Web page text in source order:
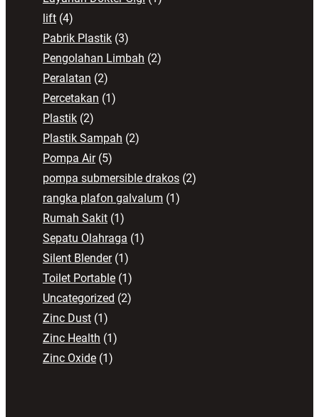
lift (4)
Pabrik Plastik (3)
Pengolahan Limbah (2)
Peralatan (2)
Percetakan (1)
Plastik (2)
Plastik Sampah (2)
Pompa Air(5)
pompa submersible drakos (2)
rangka plafon galvalum (1)
Rumah Sakit (1)
Sepatu Olahraga (1)
Silent Blender(1)
Toilet Portable (1)
Uncategorized (2)
Zinc Dust (1)
Zinc Health (1)
Zinc Oxide (1)